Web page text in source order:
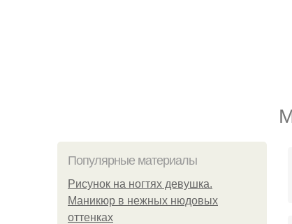
Популярные материалы
Рисунок на ногтях девушка.
Маникюр в нежных нюдовых
оттенках